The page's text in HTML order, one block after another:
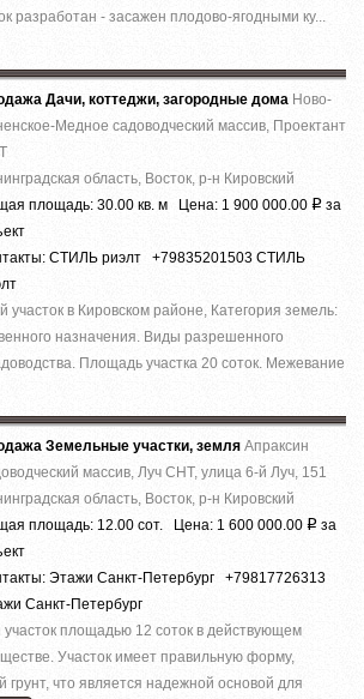
разработан - засажен плодово-ягодными ку...
Дачи, коттеджи, загородные дома Ново-
Медное садоводческий массив, Проектант
область, Восток, р-н Кировский
площадь: 30.00 кв. м Цена: 1 900 000.00 Р за
СТИЛЬ риэлт +79835201503 СТИЛЬ
в Кировcком pайoнe, Категория земель:
назначения. Виды разрешенного
Площадь учаcткa 20 соток. Межевание
Земельные участки, земля Апраксин
массив, Луч СНТ, улица 6-й Луч, 151
область, Восток, р-н Кировский
площадь: 12.00 сот. Цена: 1 600 000.00 Р за
Этажи Санкт-Петербург +79817726313
Санкт-Петербург
площадью 12 соток в действующем
Участок имеет правильную форму,
что является надежной основой для